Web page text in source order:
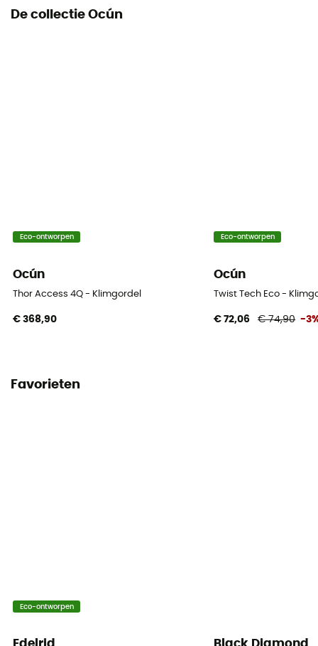
De collectie Ocún
Eco-ontworpen
Ocún
Thor Access 4Q - Klimgordel
€ 368,90
Eco-ontworpen
Ocún
Twist Tech Eco -
€ 72,06 € 74,90 -
Favorieten
Eco-ontworpen